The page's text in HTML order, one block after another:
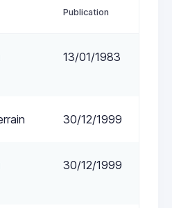
Publication
13/01/1983
30/12/1999
30/12/1999